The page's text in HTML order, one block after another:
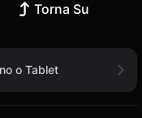
Torna Su
o Tablet